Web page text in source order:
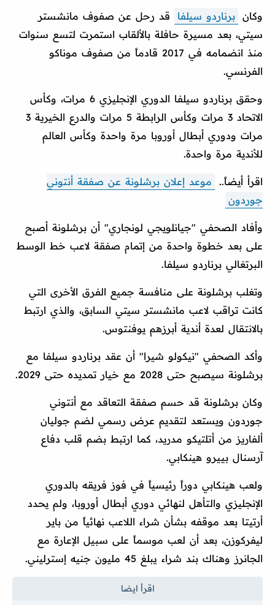
وكان برناردو سيلفا
قد رحل عن صفوف مانشستر
سيتي، بعد مسيرة حافلة بالألقاب استمرت لتسع سنوات
منذ انضمامه في 2017 قادماً من صفوف موناكو
الفرنسي.
وحقق برناردو سيلفا الدوري الإنجليزي 6 مرات، وكأس
الاتحاد 3 مرات وكأس الرابطة 5 مرات والدرع الخيرية 3
مرات ودوري أبطال أوروبا مرة واحدة وكأس العالم
للأندية مرة واحدة.
اقرأ أيضاً..
موعد إعلان برشلونة عن صفقة أنتوني
جوردون
وأفاد الصحفي "جيانلويجي لونجاري" أن برشلونة أصبح
على بعد خطوة واحدة من إتمام صفقة لاعب خط الوسط
البرتغالي برناردو سيلفا.
وتغلب برشلونة على منافسة جميع الفرق الأخرى التي
كانت تراقب لاعب مانشستر سيتي السابق، والذي ارتبط
بالانتقال لعدة أندية أبرزهم يوفنتوس.
وأكد الصحفي "نيكولو شيرا" أن عقد برناردو سيلفا مع
برشلونة سيصبح حتى 2028 مع خيار تمديده حتى 2029.
وكان برشلونة قد حسم صفقة التعاقد مع أنتوني
جوردون ويستعد لتقديم عرض رسمي لضم جوليان
ألفاريز من أتلتيكو مدريد، كما ارتبط بضم قلب دفاع
آرسنال بييرو هينكابي.
ولعب هينكابي دوراً رئيسياً في فوز فريقه بالدوري
الإنجليزي والتأهل لنهائي دوري أبطال أوروبا، ولم يحدد
أرتيتا بعد موقفه بشأن شراء اللاعب نهائياً من باير
ليفركوزن، بعد أن لعب موسماً على سبيل الإعارة مع
الجانرز وهناك بند شراء يبلغ 45 مليون جنيه إسترليني.